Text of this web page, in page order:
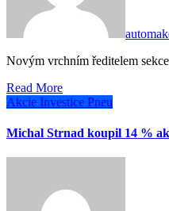
Novým vrchním ředitelem
Read More
Akcie Investice Pneu
Michal Strnad koupil 14 %